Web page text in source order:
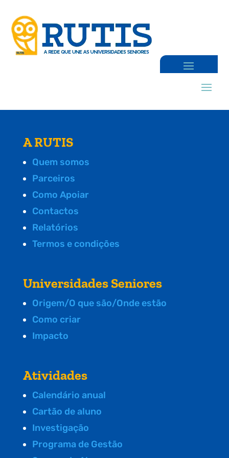
A RUTIS
Quem somos
Parceiros
Como Apoiar
Contactos
Relatórios
Termos e condições
Universidades Seniores
Origem/O que são/Onde estão
Como criar
Impacto
Atividades
Calendário anual
Cartão de aluno
Investigação
Programa de Gestão